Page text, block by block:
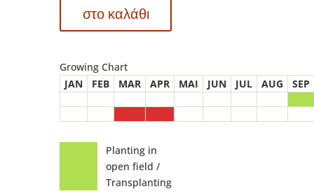
ποσότητα
στο καλάθι
Growing Chart
JAN
FEB MAR APR MAI JUN JUL AUG SEP
Planting in
open field /
Transplanting